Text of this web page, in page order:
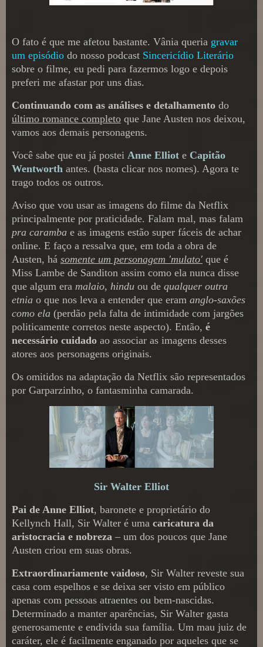
O fato é que me afetou bastante. Vânia queria gravar
um episódio do nosso podcast Sincericídio Literário
sobre o filme, eu pedi para fazermos logo e depois
preferi me afastar por uns dias.
Continuando com as análises e detalhamento do
último romance completo que Jane Austen nos deixou,
vamos aos demais personagens.
Você sabe que eu já postei Anne Elliot e Capitão
Wentworth antes. (basta clicar nos nomes). Agora te
trago todos os outros.
Aviso que vou usar as imagens do filme da Netflix
principalmente por praticidade. Falam mal, mas falam
pra caramba e as imagens estão super fáceis de achar
online. E faço a ressalva que, em toda a obra de
Austen, há somente um personagem 'mulato' que é
Miss Lambe de Sanditon assim como ela nunca disse
que algum era malaio, hindu ou de qualquer outra
etnia o que nos leva a entender que eram anglo-saxões
como ela (perdão pela falta de intimidade com jargões
politicamente corretos neste aspecto). Então, é
necessário cuidado ao associar as imagens desses
atores aos personagens originais.
Os omitidos na adaptação da Netflix são representados
por Garparzinho, o fantasminha camarada.
Sir Walter Elliot
Pai de Anne Elliot, baronete e proprietário do
Kellynch Hall, Sir Walter é uma caricatura da
aristocracia e nobreza – um dos poucos que Jane
Austen criou em suas obras.
Extraordinariamente vaidoso, Sir Walter reveste sua
casa com espelhos e se deixa ser visto em público
apenas com pessoas atraentes ou bem-nascidas.
Determinado a manter aparências, Sir Walter gasta
generosamente e endivida sua família. Um mau juiz de
caráter, ele é facilmente enganado por aqueles que se